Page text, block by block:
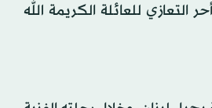
للعائلة الكريمة الله